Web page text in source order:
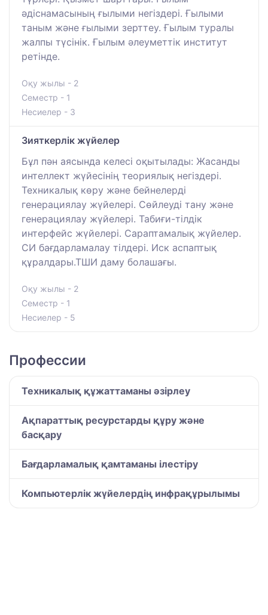
әдіснамасының ғылыми негіздері. Ғылыми
таным және ғылыми зерттеу. Ғылым туралы
жалпы түсінік. Ғылым әлеуметтік институт
ретінде.
Оқу жылы - 2
Семестр - 1
Несиелер - 3
Зияткерлік жүйелер
Бұл пән аясында келесі оқытылады: Жасанды
интеллект жүйесінің теориялық негіздері.
Техникалық көру және бейнелерді
генерациялау жүйелері. Сөйлеуді тану және
генерациялау жүйелері. Табиғи-тілдік
интерфейс жүйелері. Сараптамалық жүйелер.
СИ бағдарламалау тілдері. Иск аспаптық
құралдары.ТШИ даму болашағы.
Оқу жылы - 2
Семестр - 1
Несиелер - 5
Профессии
Техникалық құжаттаманы әзірлеу
Ақпараттық ресурстарды құру және
басқару
Бағдарламалық қамтаманы ілестіру
Компьютерлік жүйелердің инфрақұрылымы